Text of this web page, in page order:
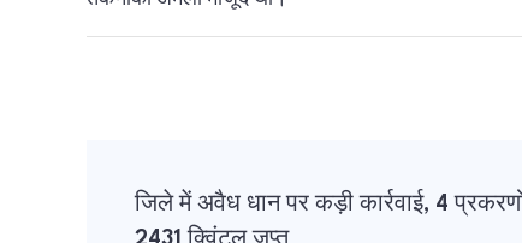
Navigation
जिले में अवैध धान पर कड़ी कार्रवाई, 4